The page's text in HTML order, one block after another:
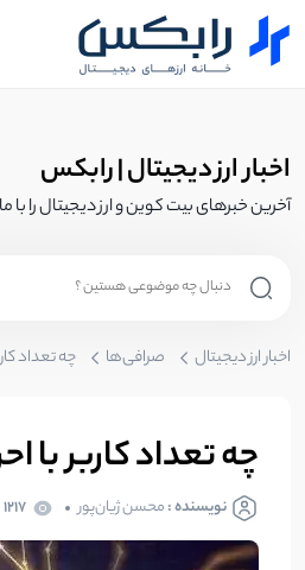
اخبار ارز دیجیتال | رابکس
آخرین خبرهای بیت کوین و ارز دیجیتال را با
اخبار ارز دیجیتال صرافی‌ها
چه تعداد کاربر
نویسنده :محسن ژیان‌پور 1217